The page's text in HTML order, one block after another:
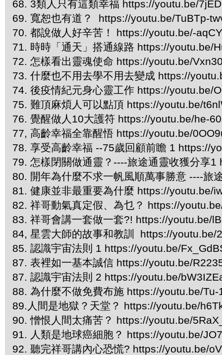
68. 3類人只有這類幸福 https://youtu.be/
69. 寬恕也有道？ https://youtu.be/TuBTp-
70. 都說做人好辛苦！ https://youtu.be/-
71. 時時「通天」搭通線路 https://youtu.be/
72. 怎樣看出靈魂使命 https://youtu.be/
73. 什麼也不用去學不用去變成 https://
74. 後疫情紀元身心靈工作 https://youtu.be/
75. 難頂麻煩人可以點頂 https://youtu.be/
76. 覺醒做人10大護符 https://youtu.be/he-
77, 高齡幸福全靠醒悟 https://youtu.be/
78. 享受高齡幸福 --75歲回顧前瞻 1 https://
79. 怎樣閉關做通靈？----旅途通靈收獲分享
80. 開年為什麼不求一帆風順萬事勝意 ----
81. 健康並非最重要為什麼 https://youtu.be/
82. 祥哥動氣真定假、為乜？ https://
83. 祥哥會講一套做一套?! https://youtu.be/
84, 星雲大師的故事和教訓 https://youtu.be/
85. 認識宇宙法則 1 https://youtu.be/
87. 表裡如一基本誠信 https://youtu.be/
87. 認識宇宙法則 2 https://youtu.be/
88. 為什麼不做免費布施 https://youtu.be/Tu-
89.人間是地獄？天堂？ https://youtu.be/
90. 憎恨人間太痛苦？ https://youtu.be/
91. 人類是地球癌細胞？ https://youtu.be/
92. 聽完祥哥講內心恐慌? https://youtu.be/